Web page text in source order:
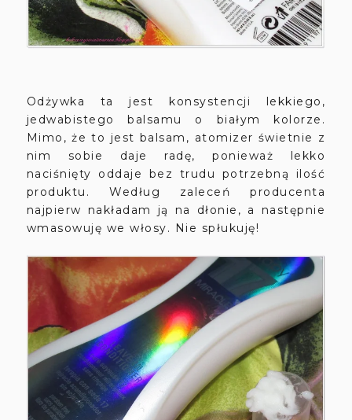
Odżywka ta jest konsystencji lekkiego,
jedwabistego balsamu o białym kolorze.
Mimo, że to jest balsam, atomizer świetnie z
nim sobie daje radę, ponieważ lekko
naciśnięty oddaje bez trudu potrzebną ilość
produktu. Według zaleceń producenta
najpierw nakładam ją na dłonie, a następnie
wmasowuję we włosy. Nie spłukuję!